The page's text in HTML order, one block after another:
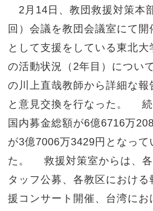
2月14日、教団救援対策本
回）会議を教団会議室にて
として支援をしている東北
の活動状況（2年目）につい
の川上直哉教師から詳細な
と意見交換を行なった。 続
国内募金総額が6億6716万
が3億7006万3429円となっ
た。 救援対策室からは、各
タッフ公募、各教区におけ
援コンサート開催、台湾に